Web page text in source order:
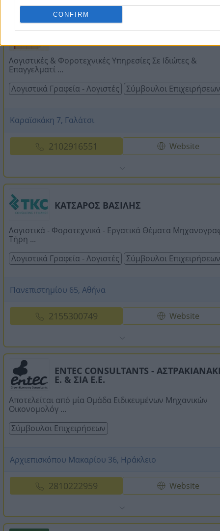
CONFIRM
Λογιστικές & Φοροτεχνικές Υπηρεσίες Σε Ιδιώτες &
Επαγγελματί ...
Λογιστικά Γραφεία - Λογιστές
Σύμβουλοι Επιχειρήσεων
Καραϊσκάκη 7, Γαλάτσι
2102916551 Website
ΚΑΤΣΑΡΟΣ ΒΑΣΙΛΗΣ
Λογιστικά - Φοροτεχνικά - Εργατικά Θέματα
Τήρη ...
Λογιστικά Γραφεία - Λογιστές
Σύμβουλοι Επιχειρήσεων
Πανεπιστημίου 65, Αθήνα
2155300749 Website
ENTEC CONSULTANTS -
Ε. & ΣΙΑ Ε.Ε.
Αποτελείται από μία Ομάδα Ειδικευμένων Μηχανικών
Οικονομολόγ ...
Σύμβουλοι Επιχειρήσεων
Αρχιεπισκόπου Μακαρίου 36, Ηράκλειο
2810222959 Website